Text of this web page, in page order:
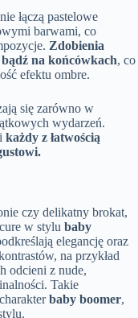
łączą pastelowe
barwami, co
Zdobienia
na końcówkach, co
efektu ombre.
się zarówno w
wydarzeń.
każdy z łatwością
czy delikatny brokat,
w stylu baby
elegancję oraz
na przykład
odcieni z nude,
Takie
baby boomer,